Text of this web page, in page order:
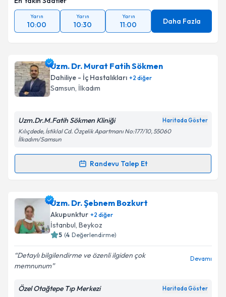
Yarın
10:00
Yarın
10:30
Yarın
11:00 Daha Fazla
Uzm. Dr. Murat Fatih Sökmen
Dahiliye - İç Hastalıkları +2 diğer
Samsun, İlkadım
Uzm.Dr.M.Fatih Sökmen Kliniği Haritada Göster
Kılıçdede, İstiklal Cd. Özçelik Apartmanı No:177/10, 55060
İlkadım/Samsun
Randevu Talep Et
Randevu Takvimi Talebi
Uzm. Dr. Murat Fatih Sökmeniçin randevu takvimi
talebi oluşturun. Size bu uzmandan randevu almanız
için bir takvim hazırlandığında e-posta ile
bilgilendireceğiz.
E-posta Adresiniz
Uzm. Dr. Şebnem Bozkurt
Akupunktur +2 diğer
İstanbul, Beykoz
5 (4 Değerlendirme)
Detaylı bilgilendirme ve özenli ilgiden çok
memnunum
Devamı
Özel Otağtepe Tıp Merkezi Haritada Göster